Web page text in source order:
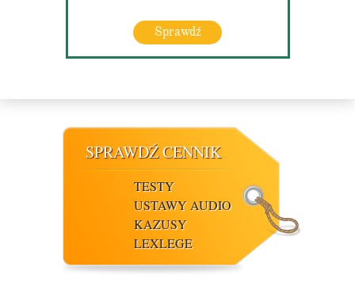
Sprawdź
SPRAWDŹ CENNIK
TESTY
USTAWY AUDIO
KAZUSY
LEXLEGE